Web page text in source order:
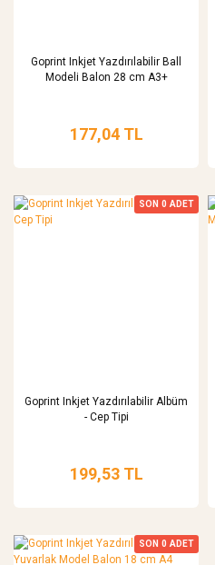
Goprint Inkjet Yazdırılabilir Ball
Modeli Balon 28 cm A3+
177,04 TL
SON 0 ADET
Goprint Inkjet Yazdırılabilir Albüm
- Cep Tipi
199,53 TL
SON 0 ADET